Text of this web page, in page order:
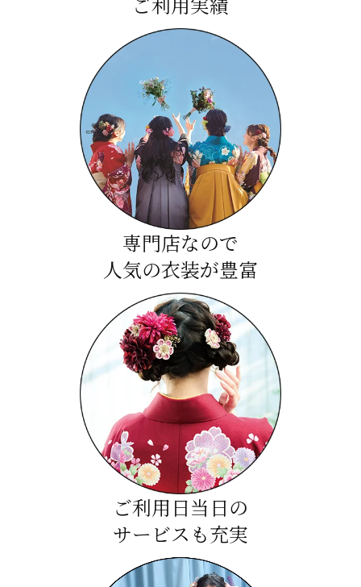
専門店なので
人気の衣装が豊富
ご利用日当日の
サービスも充実